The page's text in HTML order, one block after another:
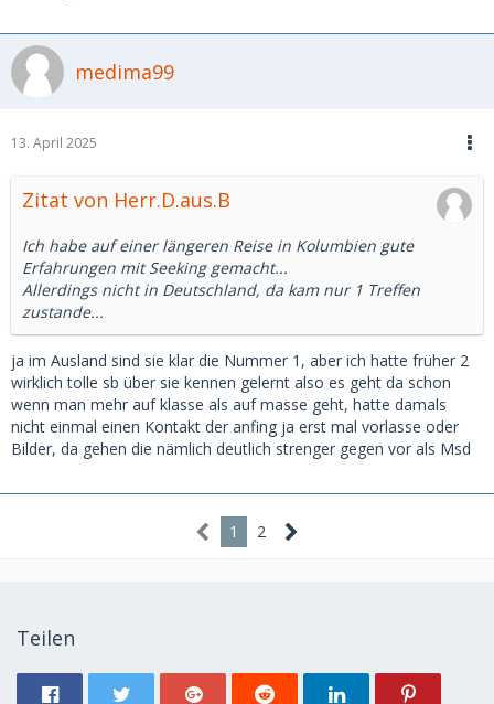
medima99
13. April 2025
Zitat von Herr.D.aus.B
Ich habe auf einer längeren Reise in Kolumbien gute
Erfahrungen mit Seeking gemacht...
Allerdings nicht in Deutschland, da kam nur 1 Treffen
zustande...
ja im Ausland sind sie klar die Nummer 1, aber ich hatte früher 2
wirklich tolle sb über sie kennen gelernt also es geht da schon
wenn man mehr auf klasse als auf masse geht, hatte damals
nicht einmal einen Kontakt der anfing ja erst mal vorlasse oder
Bilder, da gehen die nämlich deutlich strenger gegen vor als Msd
1 2
Teilen